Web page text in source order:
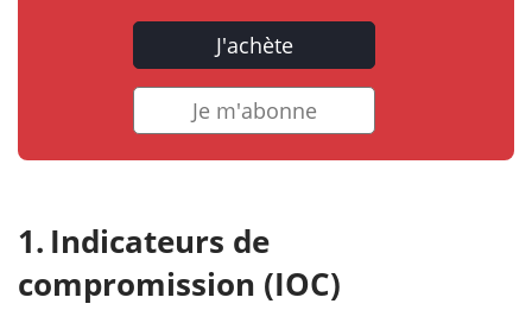
J'achète
Je m'abonne
Indicateurs de
compromission (IOC)